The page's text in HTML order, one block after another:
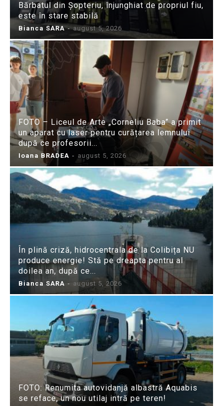
Bărbatul din Șopteriu, înjunghiat de propriul fiu,
este în stare stabilă
Bianca SARA - august 5, 2026
FOTO – Liceul de Arte „Corneliu Baba” a primit
un aparat cu laser pentru curățarea lemnului
după ce profesorii...
Ioana BRADEA - august 5, 2026
În plină criză, hidrocentrala de la Colibița NU
produce energie! Stă pe dreapta pentru al
doilea an, după ce...
Bianca SARA - august 5, 2026
FOTO: Renumita autovidanjă albastră Aquabis
se reface, un nou utilaj intră pe teren!